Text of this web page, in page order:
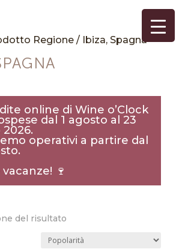
Regione / Ibiza, Spagna
online di Wine o’Clock
dal 1 agosto al 23
operativi a partire dal
🍷
del risultato